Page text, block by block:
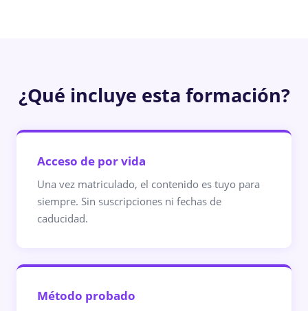
¿Qué incluye esta formación?
Acceso de por vida
Una vez matriculado, el contenido es tuyo para
siempre. Sin suscripciones ni fechas de
caducidad.
Método probado